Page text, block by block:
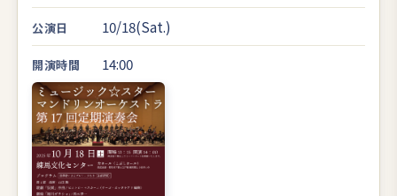
公演日 10/18(Sat.)
開演時間 14:00